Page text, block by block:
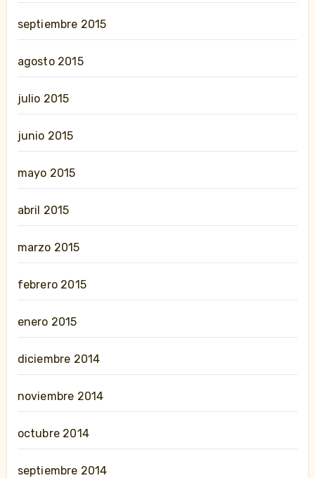
septiembre 2015
agosto 2015
julio 2015
junio 2015
mayo 2015
abril 2015
marzo 2015
febrero 2015
enero 2015
diciembre 2014
noviembre 2014
octubre 2014
septiembre 2014